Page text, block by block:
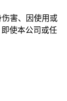
害、因使用或
使本公司或任